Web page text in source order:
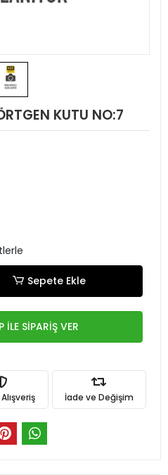
KUTU NO:7
Sepete Ekle
İLE SİPARİŞ VER
İade ve Değişim